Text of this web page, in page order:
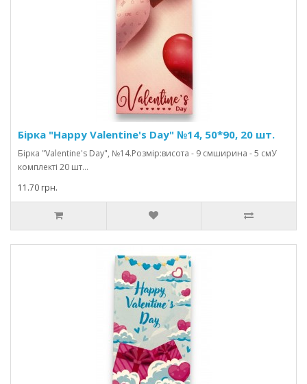
Бірка "Happy Valentine's Day" №14, 50*90, 20 шт.
Бірка "Valentine's Day", №14.Розмір:висота - 9 смширина - 5 смУ
комплекті 20 шт...
11.70 грн.